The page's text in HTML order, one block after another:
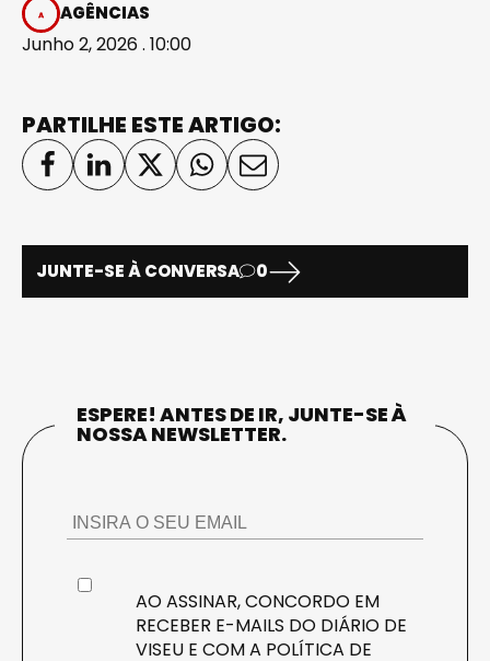
AGÊNCIAS
Junho 2, 2026 . 10:00
PARTILHE ESTE ARTIGO:
JUNTE-SE À CONVERSA 0
ESPERE! ANTES DE IR, JUNTE-SE À
NOSSA NEWSLETTER.
AO ASSINAR, CONCORDO EM
RECEBER E-MAILS DO DIÁRIO DE
VISEU E COM A POLÍTICA DE